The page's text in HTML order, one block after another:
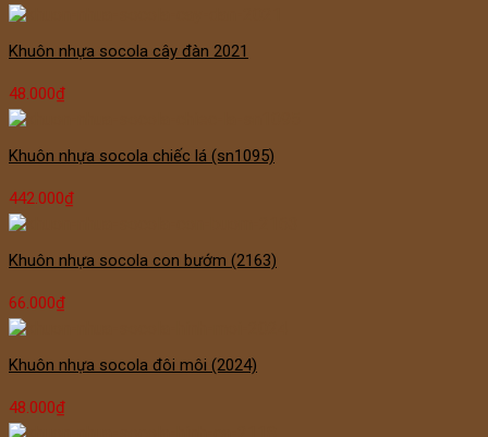
Khuôn nhựa socola cây đàn 2021
48.000₫
Khuôn nhựa socola chiếc lá (sn1095)
442.000₫
Khuôn nhựa socola con bướm (2163)
66.000₫
Khuôn nhựa socola đôi môi (2024)
48.000₫